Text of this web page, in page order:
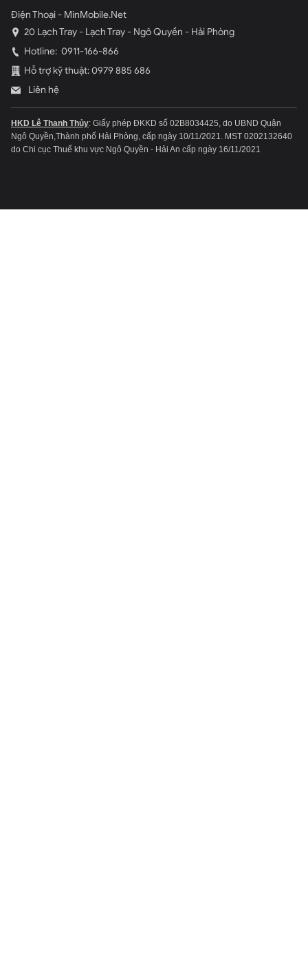
Điện Thoại - MinMobile.Net
20 Lạch Tray - Lạch Tray - Ngô Quyền - Hải Phòng
Hotline: 0911-166-866
Hỗ trợ kỹ thuật: 0979 885 686
Liên hệ
HKD Lê Thanh Thủy: Giấy phép ĐKKD số 02B8034425, do UBND Quận
Ngô Quyền,Thành phố Hải Phòng, cấp ngày 10/11/2021. MST 0202132640
do Chi cục Thuế khu vực Ngô Quyền - Hải An cấp ngày 16/11/2021